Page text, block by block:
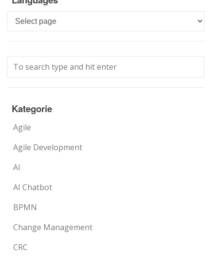
Languages
Kategorie
Agile
Agile Development
AI
AI Chatbot
BPMN
Change Management
CRC